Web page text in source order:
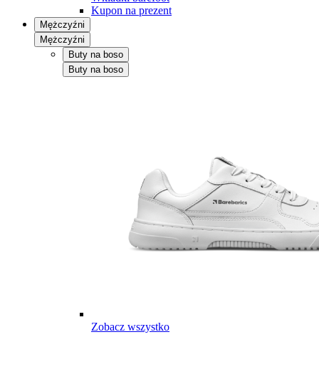
Kupon na prezent
Mężczyźni
Mężczyźni
Buty na boso
Buty na boso
Zobacz wszystko